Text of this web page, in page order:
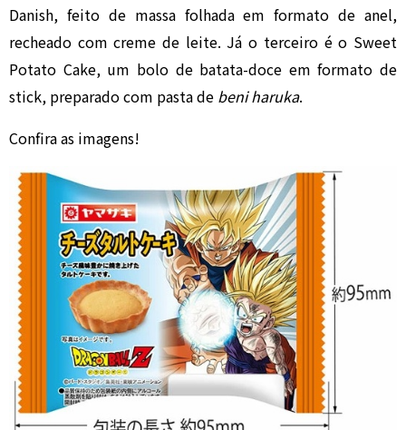
Danish, feito de massa folhada em formato de anel,
recheado com creme de leite. Já o terceiro é o Sweet
Potato Cake, um bolo de batata-doce em formato de
stick, preparado com pasta de beni haruka.
Confira as imagens!